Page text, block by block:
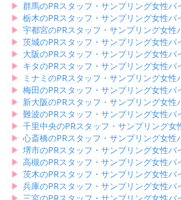
▶︎ 群馬のPRスタッフ・サンプリング女性バ
▶︎ 栃木のPRスタッフ・サンプリング女性バ
▶︎ 宇都宮のPRスタッフ・サンプリング女性
▶︎ 茨城のPRスタッフ・サンプリング女性バ
▶︎ 大阪のPRスタッフ・サンプリング女性バ
▶︎ キタのPRスタッフ・サンプリング女性バ
▶︎
ミナミのPRスタッフ・サンプリング女性
▶︎ 梅田のPRスタッフ・サンプリング女性バ
▶︎ 新大阪のPRスタッフ・サンプリング女性
▶︎ 難波のPRスタッフ・サンプリング女性バ
▶︎ 千里中央のPRスタッフ・サンプリング女
▶︎ 心斎橋のPRスタッフ・サンプリング女性
▶︎ 堺市のPRスタッフ・サンプリング女性バ
▶︎ 高槻のPRスタッフ・サンプリング女性バ
▶︎ 茨木のPRスタッフ・サンプリング女性バ
▶︎ 兵庫のPRスタッフ・サンプリング女性バ
▶︎ 三宮のPRスタッフ・サンプリング女性バ